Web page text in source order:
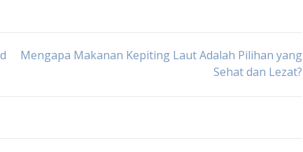
Mengapa Makanan Kepiting Laut Adalah Pilihan yang
Sehat dan Lezat?